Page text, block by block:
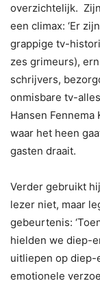
overzichtelijk.
een climax: ‘Er
grappige tv-
zes grimeurs),
schrijvers,
onmisbare tv-
Hansen Fennema
waar het heen
gasten draait.
Verder gebruikt
lezer niet, maar
gebeurtenis:
hielden we diep-
uitliepen op
emotionele